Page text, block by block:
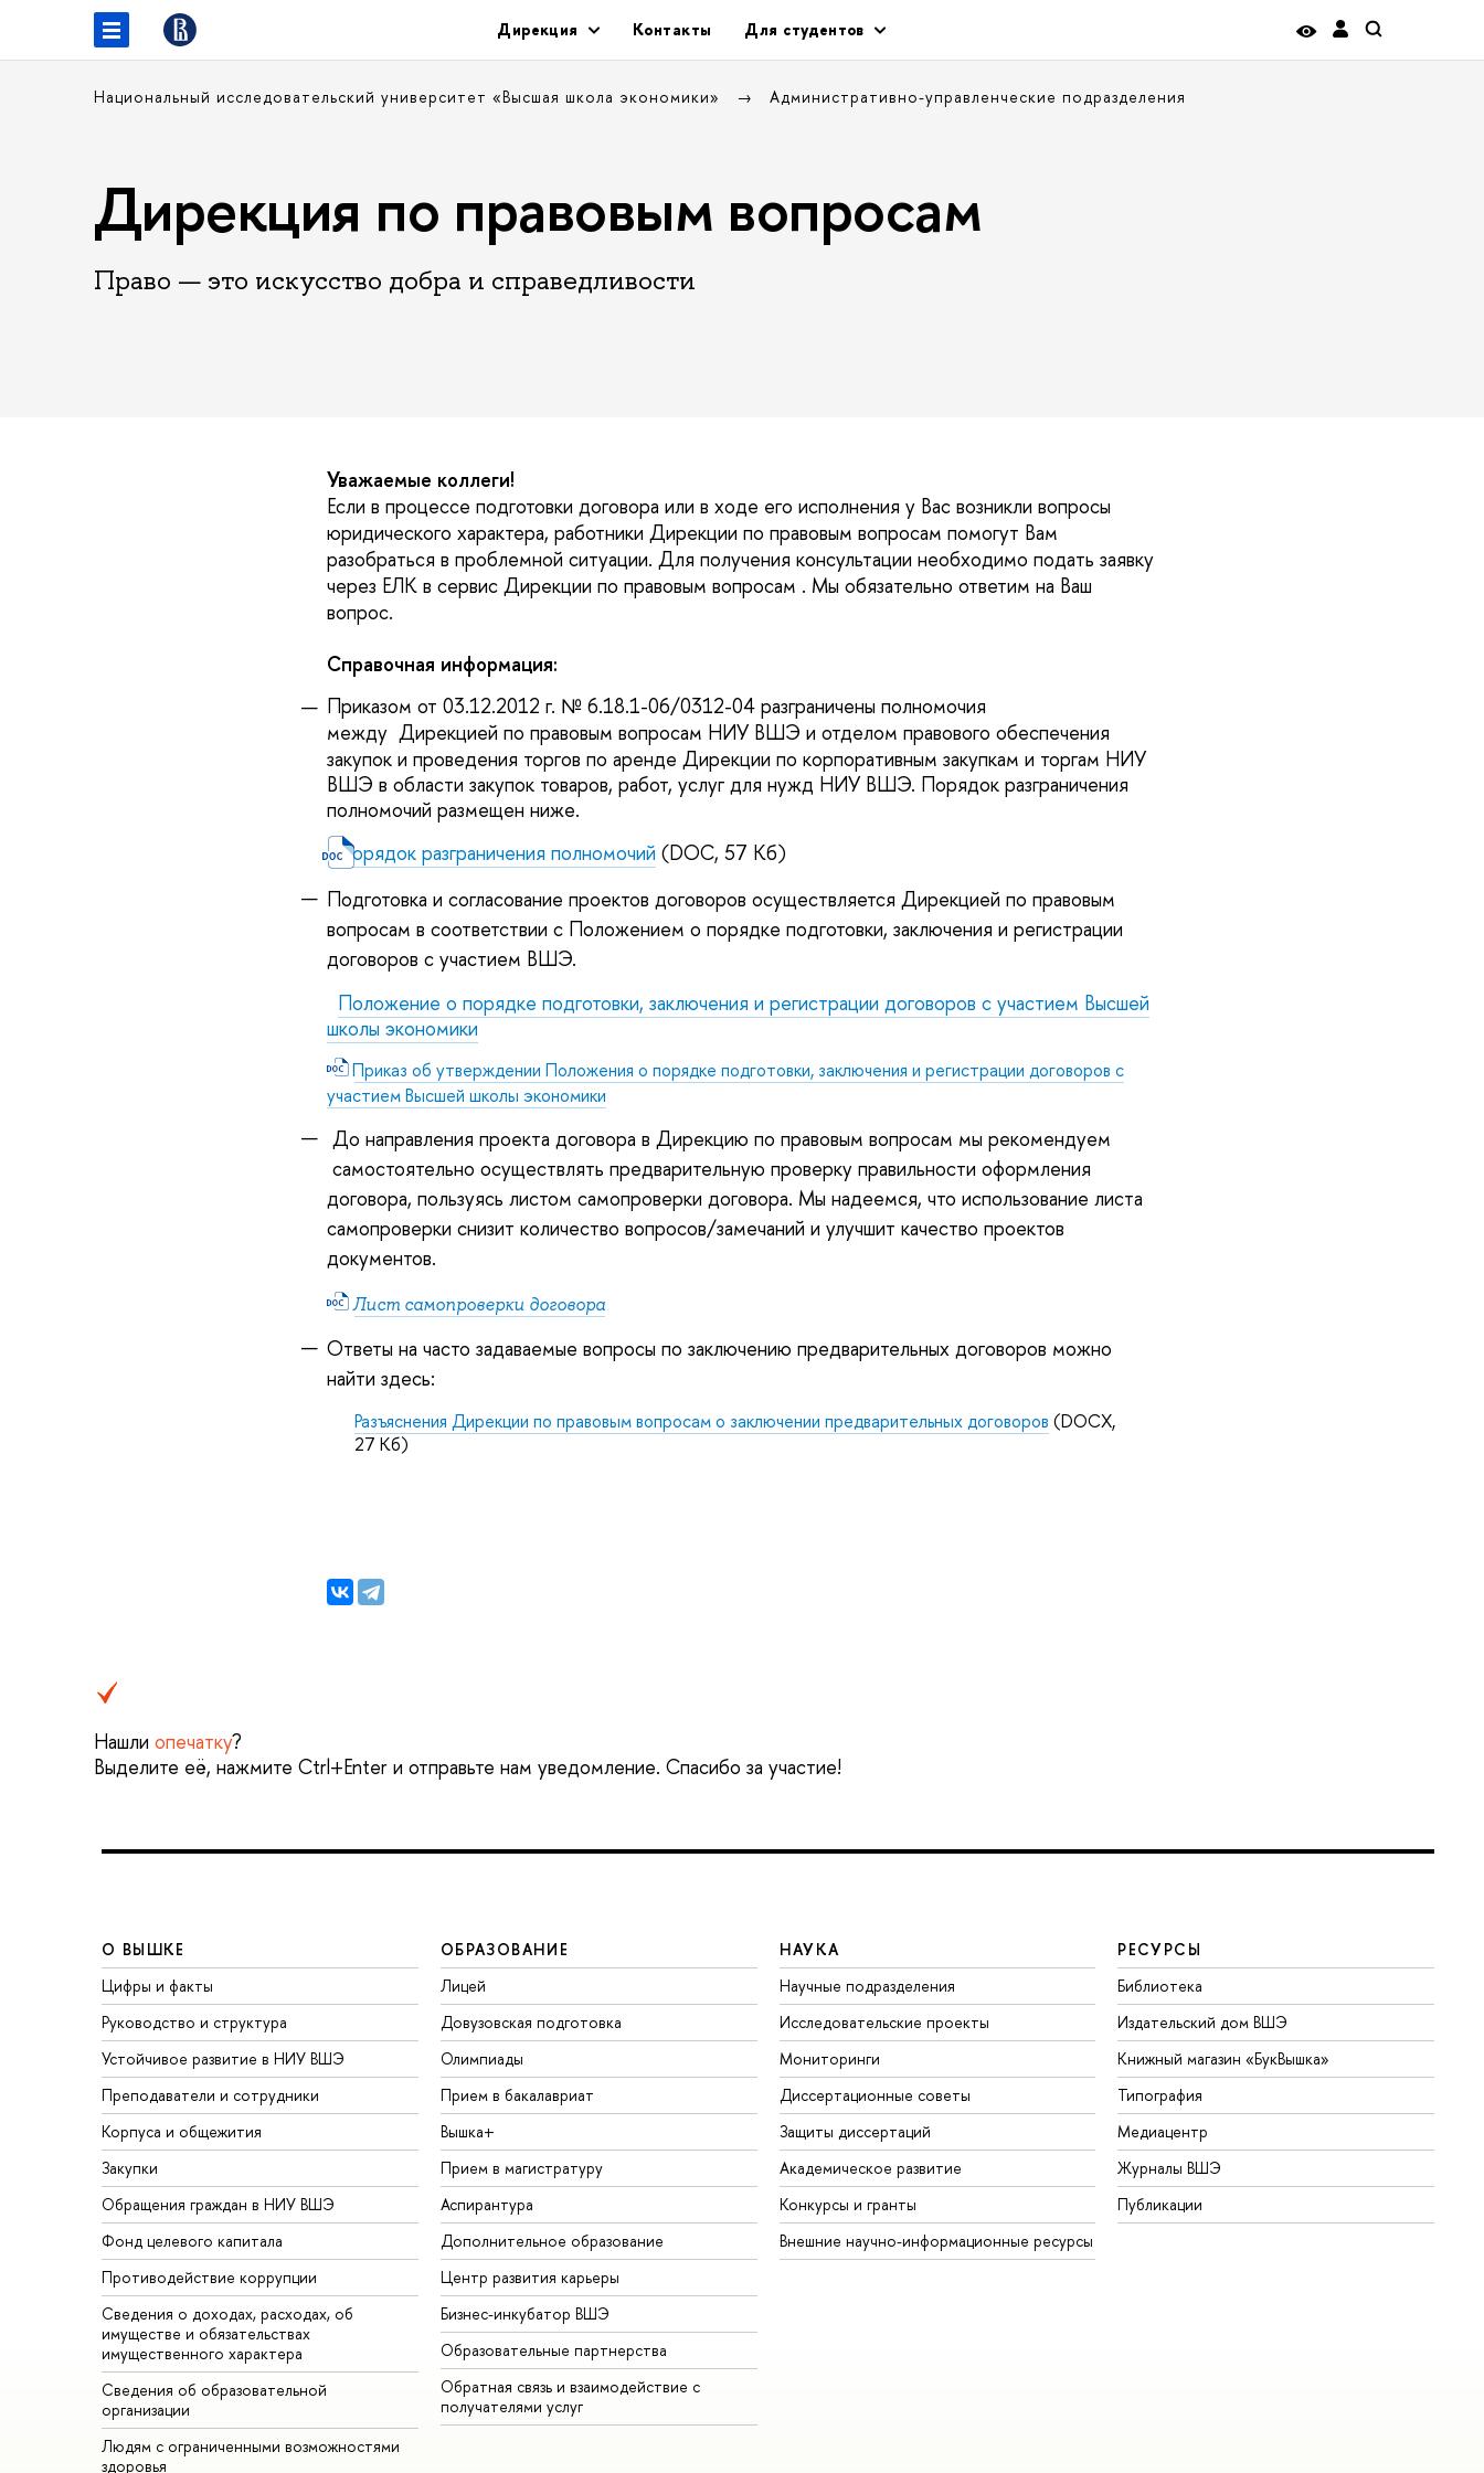
Дирекция Контакты Для студентов
Национальный исследовательский университет «Высшая школа экономики» Административно-управленческие подразделения
Дирекция по правовым вопросам
Право — это искусство добра и справедливости
Уважаемые коллеги!
Если в процессе подготовки договора или в ходе его исполнения у Вас возникли вопросы
юридического характера, работники Дирекции по правовым вопросам помогут Вам
разобраться в проблемной ситуации. Для получения консультации необходимо подать заявку
через ЕЛК в сервис Дирекции по правовым вопросам . Мы обязательно ответим на Ваш
вопрос.
Справочная информация:
Приказом от 03.12.2012 г. № 6.18.1-06/0312-04 разграничены полномочия
между Дирекцией по правовым вопросам НИУ ВШЭ и отделом правового обеспечения
закупок и проведения торгов по аренде Дирекции по корпоративным закупкам и торгам НИУ
ВШЭ в области закупок товаров, работ, услуг для нужд НИУ ВШЭ. Порядок разграничения
полномочий размещен ниже.
Порядок разграничения полномочий (DOC, 57 Кб)
Подготовка и согласование проектов договоров осуществляется Дирекцией по правовым
вопросам в соответствии с Положением о порядке подготовки, заключения и регистрации
договоров с участием ВШЭ.
Положение о порядке подготовки, заключения и регистрации договоров с участием Высшей
школы экономики
Приказ об утверждении Положения о порядке подготовки, заключения и регистрации договоров с
участием Высшей школы экономики
До направления проекта договора в Дирекцию по правовым вопросам мы рекомендуем
самостоятельно осуществлять предварительную проверку правильности оформления
договора, пользуясь листом самопроверки договора. Мы надеемся, что использование листа
самопроверки снизит количество вопросов/замечаний и улучшит качество проектов
документов.
Лист самопроверки договора
Ответы на часто задаваемые вопросы по заключению предварительных договоров можно
найти здесь:
Разъяснения Дирекции по правовым вопросам о заключении предварительных договоров (DOCX,
27 Кб)
Нашли опечатку?
Выделите её, нажмите Ctrl+Enter и отправьте нам уведомление. Спасибо за участие!
О ВЫШКЕ
Цифры и факты
Руководство и структура
Устойчивое развитие в НИУ ВШЭ
Преподаватели и сотрудники
Корпуса и общежития
Закупки
Обращения граждан в НИУ ВШЭ
Фонд целевого капитала
Противодействие коррупции
Сведения о доходах, расходах, об
имуществе и обязательствах
имущественного характера
Сведения об образовательной
организации
Людям с ограниченными возможностями
здоровья
ОБРАЗОВАНИЕ
Лицей
Довузовская подготовка
Олимпиады
Прием в бакалавриат
Вышка+
Прием в магистратуру
Аспирантура
Дополнительное образование
Центр развития карьеры
Бизнес-инкубатор ВШЭ
Образовательные партнерства
Обратная связь и взаимодействие с
получателями услуг
НАУКА
Научные подразделения
Исследовательские проекты
Мониторинги
Диссертационные советы
Защиты диссертаций
Академическое развитие
Конкурсы и гранты
Внешние научно-информационные ресурсы
РЕСУРСЫ
Библиотека
Издательский дом ВШЭ
Книжный магазин «БукВышка»
Типография
Медиацентр
Журналы ВШЭ
Публикации